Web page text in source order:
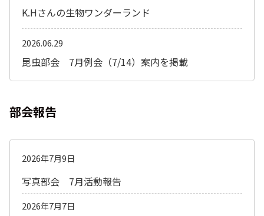
K.Hさんの生物ワンダーランド
昆虫部会 7月例会（7/14）案内を掲載
2026.06.29
部会報告
2026年7月9日
写真部会 7月活動報告
2026年7月7日